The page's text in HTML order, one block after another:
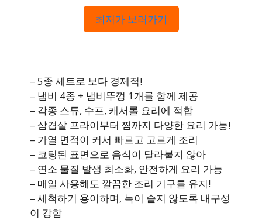
최저가 보러가기
– 5종 세트로 보다 경제적!
– 냄비 4종 + 냄비뚜껑 1개를 함께 제공
– 각종 스튜, 수프, 캐서롤 요리에 적합
– 삼겹살 프라이부터 찜까지 다양한 요리 가능!
– 가열 면적이 커서 빠르고 고르게 조리
– 코팅된 표면으로 음식이 달라붙지 않아
– 연소 물질 발생 최소화, 안전하게 요리 가능
– 매일 사용해도 깔끔한 조리 기구를 유지!
– 세척하기 용이하며, 녹이 슬지 않도록 내구성
이 강함